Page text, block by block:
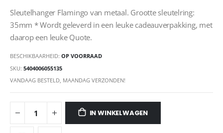
Sleutelhanger Flamingo van metaal. Grootte sleutelring:
35mm * Wordt geleverd in een leuke cadeauverpakking, met
daarop een leuke Quote.
BESCHIKBAARHEID: OP VOORRAAD
SKU 5404006055135
VANDAAG BESTELD, MAANDAG VERZONDEN!
IN WINKELWAGEN